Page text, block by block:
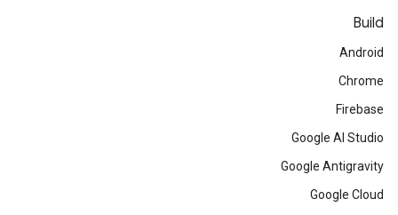
Build
Android
Chrome
Firebase
Google AI Studio
Google Antigravity
Google Cloud